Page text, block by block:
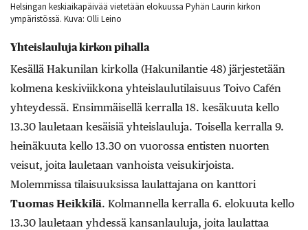
Helsingan keskiaikapäivää vietetään elokuussa Pyhän Laurin kirkon
ympäristössä. Kuva: Olli Leino
Yhteislauluja kirkon pihalla
Kesällä Hakunilan kirkolla (Hakunilantie 48) järjestetään
kolmena keskiviikkona yhteislaulutilaisuus Toivo Cafén
yhteydessä. Ensimmäisellä kerralla 18. kesäkuuta kello
13.30 lauletaan kesäisiä yhteislauluja. Toisella kerralla 9.
heinäkuuta kello 13.30 on vuorossa entisten nuorten
veisut, joita lauletaan vanhoista veisukirjoista.
Molemmissa tilaisuuksissa laulattajana on kanttori
Tuomas Heikkilä. Kolmannella kerralla 6. elokuuta kello
13.30 lauletaan yhdessä kansanlauluja, joita laulattaa